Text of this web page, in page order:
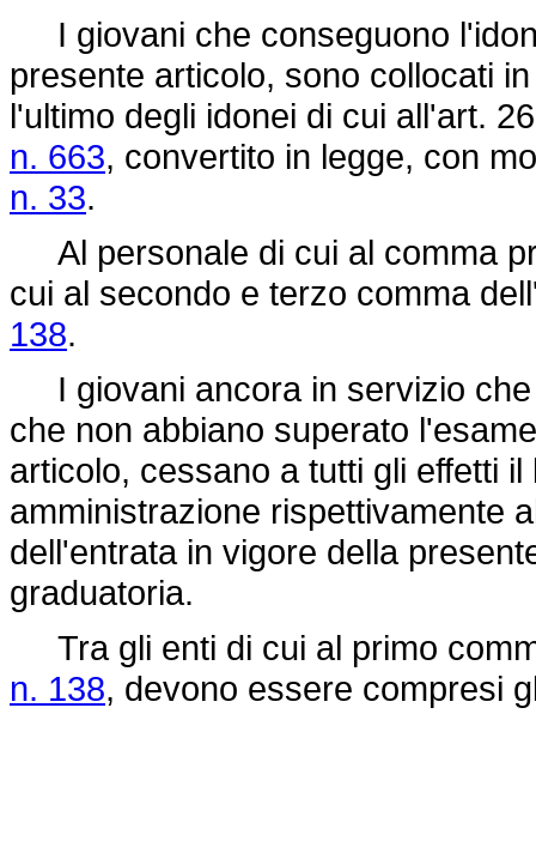
I giovani che conseguono
presente articolo, sono collocati
l'ultimo degli idonei di cui all'art.
n. 663, convertito in legge, con
n. 33.
Al personale di cui al comma
cui al secondo e terzo comma
138.
I giovani ancora in servizio che
che non abbiano superato
articolo, cessano a tutti gli effetti
amministrazione rispettivamente
dell'entrata in vigore della
graduatoria.
Tra gli enti di cui al primo
n. 138, devono essere compresi